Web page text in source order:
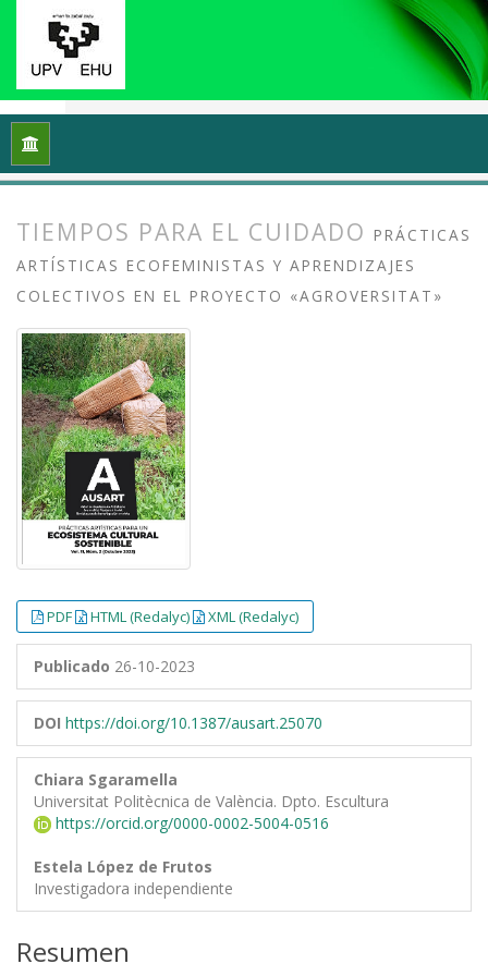
Inicio
TIEMPOS PARA EL CUIDADO PRÁCTICAS
ARTÍSTICAS ECOFEMINISTAS Y APRENDIZAJES
COLECTIVOS EN EL PROYECTO «AGROVERSITAT»
PDF HTML (Redalyc) XML (Redalyc)
Publicado 26-10-2023
DOI https://doi.org/10.1387/ausart.25070
Chiara Sgaramella
Universitat Politècnica de València. Dpto. Escultura
https://orcid.org/0000-0002-5004-0516
Estela López de Frutos
Investigadora independiente
Resumen